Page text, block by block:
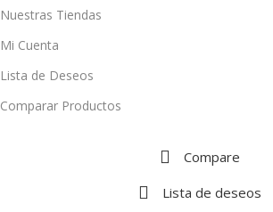
Nuestras Tiendas
Mi Cuenta
Lista de Deseos
Comparar Productos
Compare
Lista de deseos